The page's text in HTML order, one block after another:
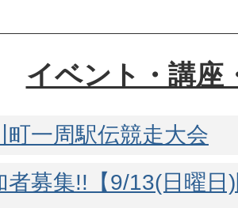
イベント・講座
町一周駅伝競走大会
者募集!!【9/13(日曜